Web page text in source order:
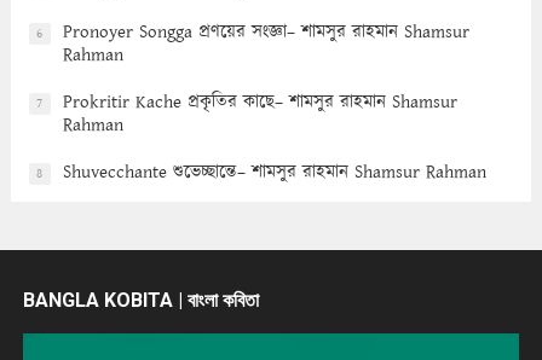
6
Pronoyer Songga প্রণয়ের সংজ্ঞা– শামসুর রাহমান Shamsur
Rahman
7
Prokritir Kache প্রকৃতির কাছে– শামসুর রাহমান Shamsur
Rahman
8 Shuvecchante শুভেচ্ছান্তে– শামসুর রাহমান Shamsur Rahman
BANGLA KOBITA | বাংলা কবিতা